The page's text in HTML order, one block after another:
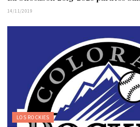
14/11/2019
LOS ROCKIES